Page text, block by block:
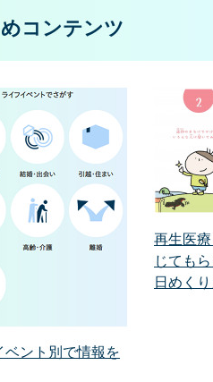
コンテンツ
ベント別で情報を
再生医
じても
日めく